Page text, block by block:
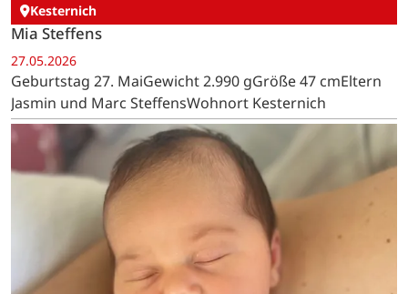
Kesternich
Mia Steffens
27.05.2026
Geburtstag 27. MaiGewicht 2.990 gGröße 47 cmEltern
Jasmin und Marc SteffensWohnort Kesternich